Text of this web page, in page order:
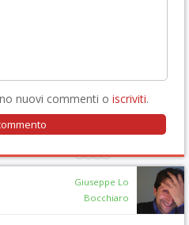
nuovi commenti o iscriviti.
Giuseppe Lo
Bocchiaro